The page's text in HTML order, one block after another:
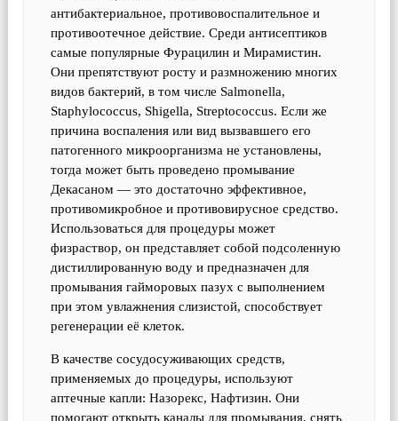
антибактериальное, противовоспалительное и
противоотечное действие. Среди антисептиков
самые популярные Фурацилин и Мирамистин.
Они препятствуют росту и размножению многих
видов бактерий, в том числе Salmonella,
Staphylococcus, Shigella, Streptococcus. Если же
причина воспаления или вид вызвавшего его
патогенного микроорганизма не установлены,
тогда может быть проведено промывание
Декасаном — это достаточно эффективное,
противомикробное и противовирусное средство.
Использоваться для процедуры может
физраствор, он представляет собой подсоленную
дистиллированную воду и предназначен для
промывания гайморовых пазух с выполнением
при этом увлажнения слизистой, способствует
регенерации её клеток.
В качестве сосудосуживающих средств,
применяемых до процедуры, используют
аптечные капли: Назорекс, Нафтизин. Они
помогают открыть каналы для промывания, снять